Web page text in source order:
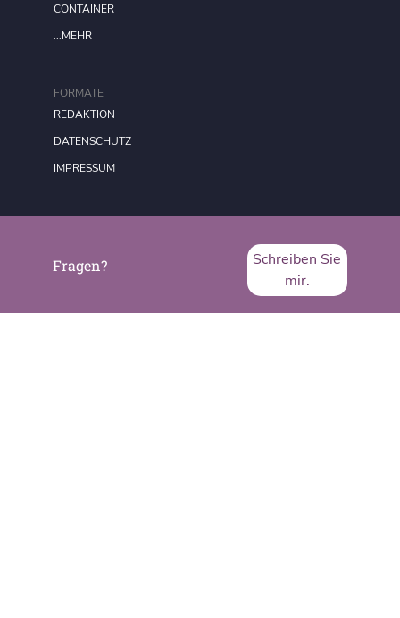
Fragen?
Schreiben Sie
mir.
FORMATE
REDAKTION
DATENSCHUTZ
IMPRESSUM
CONTAINER
...MEHR